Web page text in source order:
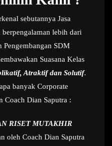
sebutannya Jasa
lebih dari
Pengembangan SDM
Suasana Kelas
Atraktif dan Solutif.
banyak Corporate
Coach Dian Saputra :
RISET MUTAKHIR
oleh Coach Dian Saputra